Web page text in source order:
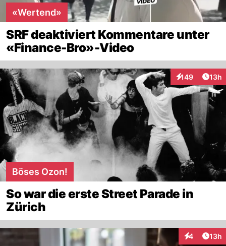
«Wertend»
SRF deaktiviert Kommentare unter
«Finance-Bro»-Video
149
Interaktionen
13h
Böses Ozon!
So war die erste Street Parade in
Zürich
4
Interaktionen
13h